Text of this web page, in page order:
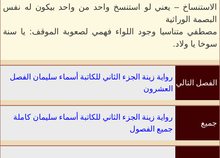
الاستنساخ – يعني لو استنسخ واحد من واحد بيكون له نفس
البصمة الوراثية
مصطفي متناسيا وجود اللواء فهمي لصعوبة الموقف: يا سنة
سوخا يا ولاد.
الفصل التالي
رواية زينة الجزء الثاني للكاتبة أسماء سليمان الفصل
العشرون
جميع
رواية زينة الجزء الثاني للكاتبة أسماء سليمان كاملة
جميع الفصول